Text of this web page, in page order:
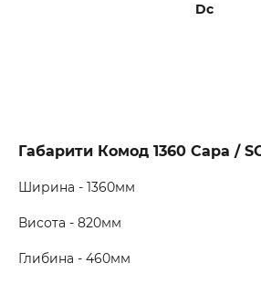
Dc
Габарити Комод 1360 Сара /
Ширина - 1360мм
Висота - 820мм
Глибина - 460мм